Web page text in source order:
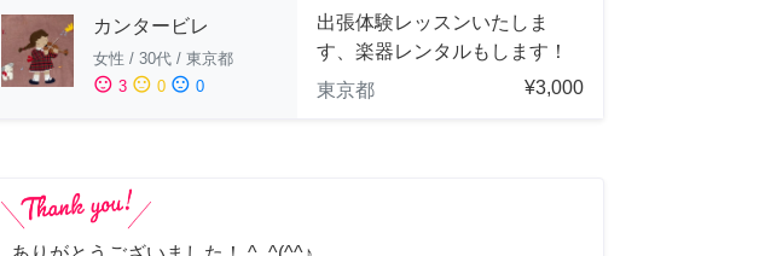
カンタービレ
女性 / 30代 / 東京都
sentiment_satisfied 3 sentiment_neutral 0 sentiment_dissatisfied 0
出張体験レッスンいたしま
す、楽器レンタルもします！
東京都
¥3,000